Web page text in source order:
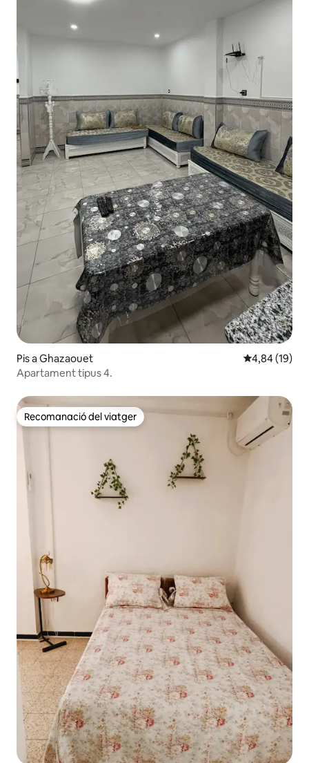
Pis a Ghazaouet 4,84 de
4,84 (19)
Apartament tipus 4.
Recomanació del viatger
Recomanació del viatger